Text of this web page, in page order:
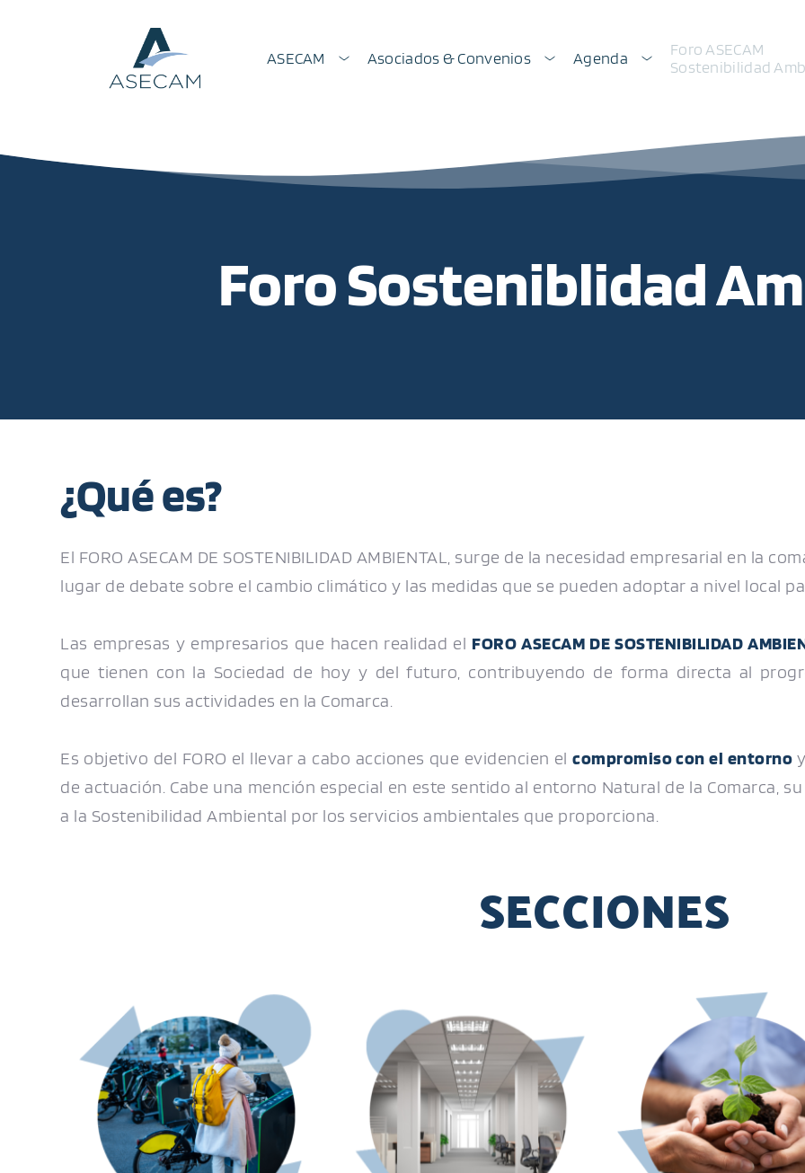
ASECAM Asociados & Convenios Agenda
Foro ASECAM
Sostenibilidad
Foro Sosteniblidad
¿Qué es?
El FORO ASECAM DE SOSTENIBILIDAD AMBIENTAL, surge de la necesidad empresarial en la
lugar de debate sobre el cambio climático y las medidas que se pueden adoptar a nivel local
Las empresas y empresarios que hacen realidad el FORO ASECAM DE SOSTENIBILIDAD
que tienen con la Sociedad de hoy y del futuro, contribuyendo de forma directa al
desarrollan sus actividades en la Comarca.
Es objetivo del FORO el llevar a cabo acciones que evidencien el compromiso con el entorno
de actuación. Cabe una mención especial en este sentido al entorno Natural de la Comarca,
a la Sostenibilidad Ambiental por los servicios ambientales que proporciona.
SECCIONES